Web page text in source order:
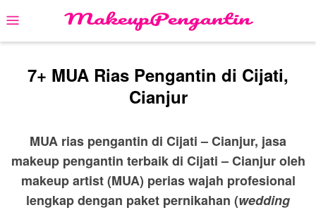
to
content
Mobile
Menu
7+ MUA Rias Pengantin di Cijati,
Cianjur
MUA rias pengantin di Cijati – Cianjur, jasa
makeup pengantin terbaik di Cijati – Cianjur oleh
makeup artist (MUA) perias wajah profesional
lengkap dengan paket pernikahan (wedding